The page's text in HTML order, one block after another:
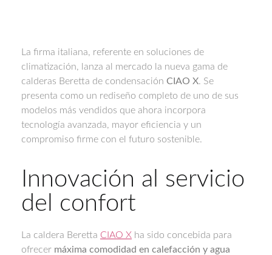
La firma italiana, referente en soluciones de
climatización, lanza al mercado la nueva gama de
calderas Beretta de condensación CIAO X. Se
presenta como un rediseño completo de uno de sus
modelos más vendidos que ahora incorpora
tecnología avanzada, mayor eficiencia y un
compromiso firme con el futuro sostenible.
Innovación al servicio
del confort
La caldera Beretta CIAO X ha sido concebida para
ofrecer máxima comodidad en calefacción y agua